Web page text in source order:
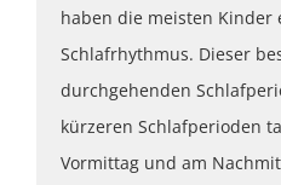
haben die meisten Kinder
Schlafrhythmus. Dieser
durchgehenden
kürzeren Schlafperioden
Vormittag und am